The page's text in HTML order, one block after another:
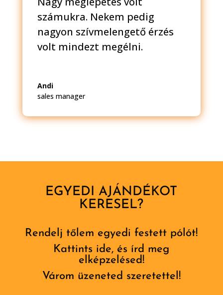
számukra. Nekem pedig
nagyon szívmelengető érzés
volt mindezt megélni.
Andi
sales manager
EGYEDI AJÁNDÉKOT
KERESEL?
Rendelj tőlem egyedi festett pólót!
Kattints ide, és írd meg
elképzelésed!
Várom üzeneted szeretettel!